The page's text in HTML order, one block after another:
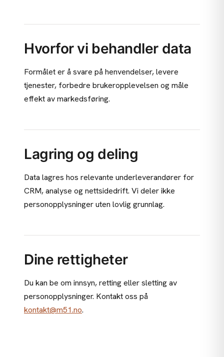
Hvorfor vi behandler data
Formålet er å svare på henvendelser, levere
tjenester, forbedre brukeropplevelsen og måle
effekt av markedsføring.
Lagring og deling
Data lagres hos relevante underleverandører for
CRM, analyse og nettsidedrift. Vi deler ikke
personopplysninger uten lovlig grunnlag.
Dine rettigheter
Du kan be om innsyn, retting eller sletting av
personopplysninger. Kontakt oss på
kontakt@m51.no.